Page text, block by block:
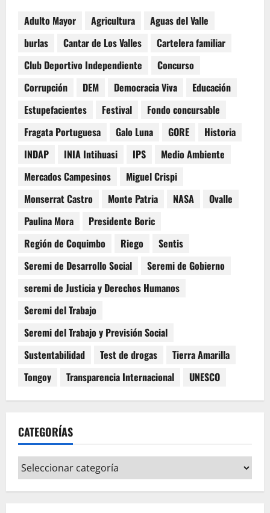
Adulto Mayor Agricultura
Aguas del Valle
burlas
Cantar de Los Valles
Cartelera familiar
Club Deportivo Independiente
Concurso
Corrupción
DEM Democracia Viva
Educación
Estupefacientes
Festival
Fondo concursable
Fragata Portuguesa
Galo Luna GORE
Historia
INDAP
INIA Intihuasi IPS
Medio Ambiente
Mercados Campesinos
Miguel Crispi
Monserrat Castro
Monte Patria NASA
Ovalle
Paulina Mora
Presidente Boric
Región de Coquimbo
Riego
Sentis
Seremi de Desarrollo Social
Seremi de Gobierno
seremi de Justicia y Derechos Humanos
Seremi del Trabajo
Seremi del Trabajo y Previsión Social
Sustentabilidad
Test de drogas
Tierra Amarilla
Tongoy
Transparencia Internacional UNESCO
CATEGORÍAS
Categorías